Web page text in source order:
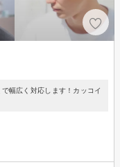
幅広く対応します！カッコイ